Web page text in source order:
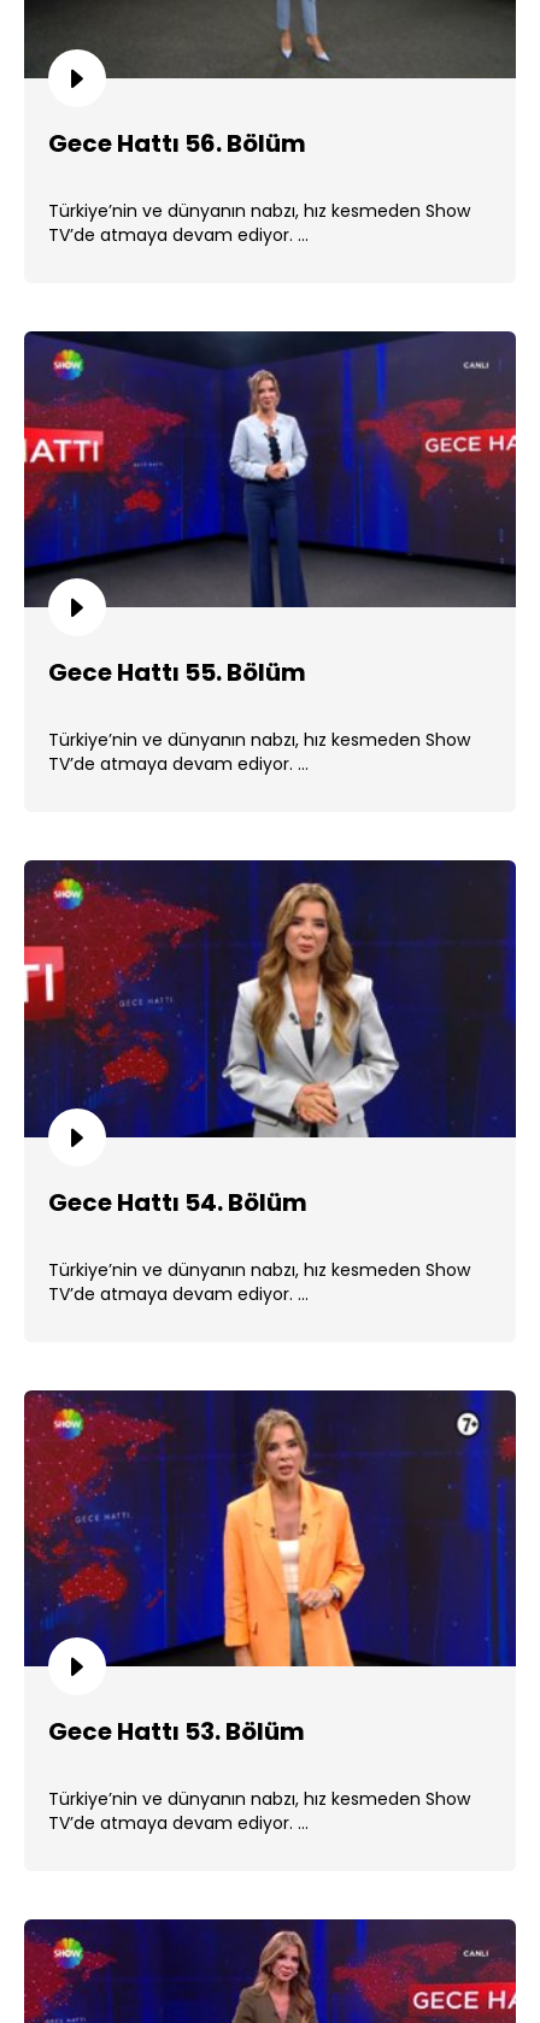
Gece Hattı 56. Bölüm
Türkiye’nin ve dünyanın nabzı, hız kesmeden Show
TV’de atmaya devam ediyor. ...
Gece Hattı 55. Bölüm
Türkiye’nin ve dünyanın nabzı, hız kesmeden Show
TV’de atmaya devam ediyor. ...
Gece Hattı 54. Bölüm
Türkiye’nin ve dünyanın nabzı, hız kesmeden Show
TV’de atmaya devam ediyor. ...
Gece Hattı 53. Bölüm
Türkiye’nin ve dünyanın nabzı, hız kesmeden Show
TV’de atmaya devam ediyor. ...